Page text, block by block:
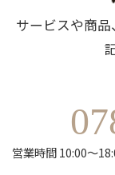
サービスや商
営業時間 10:00～